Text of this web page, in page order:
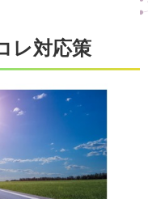
レ対応策